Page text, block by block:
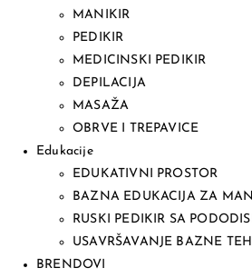
MANIKIR
PEDIKIR
MEDICINSKI PEDIKIR
DEPILACIJA
MASAŽA
OBRVE I TREPAVICE
Edukacije
EDUKATIVNI PROSTOR
BAZNA EDUKACIJA ZA
RUSKI PEDIKIR SA
USAVRŠAVANJE BAZNE
BRENDOVI